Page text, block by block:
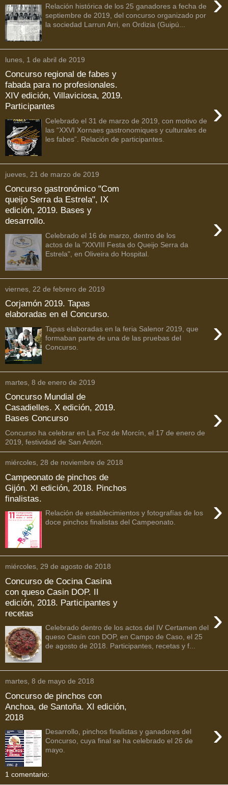
Relación histórica de los 25 ganadores a fecha de
septiembre de 2019, del concurso organizado por
la sociedad Larrun Arri, en Ordizia (Guipú...
lunes, 1 de abril de 2019
Concurso regional de fabes y
fabada para no profesionales.
XIV edición, Villaviciosa, 2019.
Participantes
›
Celebrado el 31 de marzo de 2019, con motivo de
las “XXVI Xornaes gastronomiques y culturales de
les fabes”. Relación de participantes.
jueves, 21 de marzo de 2019
Concurso gastronómico "Com
queijo Serra da Estrela", IX
edición, 2019. Bases y
desarrollo.
›
Celebrado el 16 de marzo, dentro de los
actos de la "XXVIII Festa do Queijo Serra da
Estrela", en Oliveira do Hospital.
viernes, 22 de febrero de 2019
Corjamón 2019. Tapas
elaboradas en el Concurso.
›
Tapas elaboradas en la feria Salenor 2019, que
formaban parte de una de las pruebas del
Concurso.
martes, 8 de enero de 2019
Concurso Mundial de
Casadielles. X edición, 2019.
Bases Concurso
›
Concurso ha celebrar en La Foz de Morcín, el 17 de enero de
2019, festividad de San Antón.
miércoles, 28 de noviembre de 2018
Campeonato de pinchos de
Gijón. XI edición, 2018. Pinchos
finalistas.
›
Relación de establecimientos y fotografías de los
doce pinchos finalistas del Campeonato.
miércoles, 29 de agosto de 2018
Concurso de Cocina Casina
con queso Casin DOP. II
edición, 2018. Participantes y
recetas
›
Celebrado dentro de los actos del IV Certamen del
queso Casín con DOP, en Campo de Caso, el 25
de agosto de 2018. Participantes, recetas y f...
martes, 8 de mayo de 2018
Concurso de pinchos con
Anchoa, de Santoña. XI edición,
2018
›
Desarrollo, pinchos finalistas y ganadores del
Concurso, cuya final se ha celebrado el 26 de
mayo.
1 comentario: